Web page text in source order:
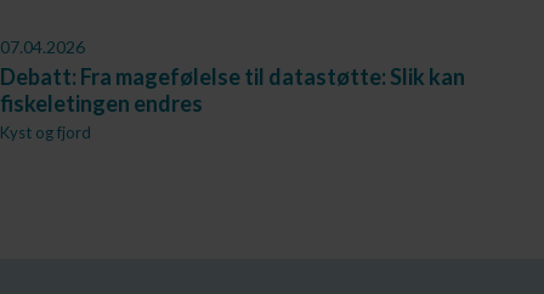
07.04.2026
Debatt: Fra magefølelse til datastøtte: Slik kan
fiskeletingen endres
Kyst og fjord